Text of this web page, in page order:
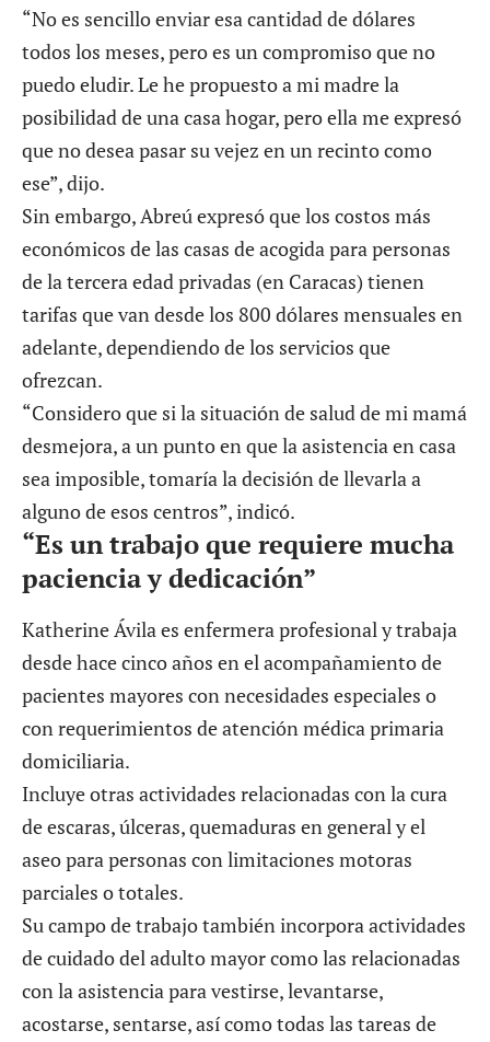
“No es sencillo enviar esa cantidad de dólares
todos los meses, pero es un compromiso que no
puedo eludir. Le he propuesto a mi madre la
posibilidad de una casa hogar, pero ella me expresó
que no desea pasar su vejez en un recinto como
ese”, dijo.
Sin embargo, Abreú expresó que los costos más
económicos de las casas de acogida para personas
de la tercera edad privadas (en Caracas) tienen
tarifas que van desde los 800 dólares mensuales en
adelante, dependiendo de los servicios que
ofrezcan.
“Considero que si la situación de salud de mi mamá
desmejora, a un punto en que la asistencia en casa
sea imposible, tomaría la decisión de llevarla a
alguno de esos centros”, indicó.
“Es un trabajo que requiere mucha
paciencia y dedicación”
Katherine Ávila es enfermera profesional y trabaja
desde hace cinco años en el acompañamiento de
pacientes mayores con necesidades especiales o
con requerimientos de atención médica primaria
domiciliaria.
Incluye otras actividades relacionadas con la cura
de escaras, úlceras, quemaduras en general y el
aseo para personas con limitaciones motoras
parciales o totales.
Su campo de trabajo también incorpora actividades
de cuidado del adulto mayor como las relacionadas
con la asistencia para vestirse, levantarse,
acostarse, sentarse, así como todas las tareas de